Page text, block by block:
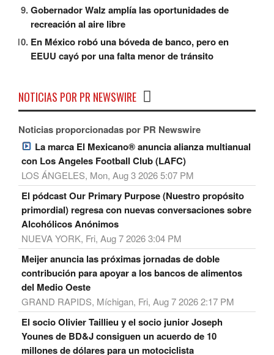
Gobernador Walz amplía las oportunidades de
recreación al aire libre
En México robó una bóveda de banco, pero en
EEUU cayó por una falta menor de tránsito
NOTICIAS POR PR NEWSWIRE
Noticias proporcionadas por PR Newswire
La marca El Mexicano® anuncia alianza multianual
con Los Angeles Football Club (LAFC)
LOS ÁNGELES, Mon, Aug 3 2026 5:07 PM
El pódcast Our Primary Purpose (Nuestro propósito
primordial) regresa con nuevas conversaciones sobre
Alcohólicos Anónimos
NUEVA YORK, Fri, Aug 7 2026 3:04 PM
Meijer anuncia las próximas jornadas de doble
contribución para apoyar a los bancos de alimentos
del Medio Oeste
GRAND RAPIDS, Míchigan, Fri, Aug 7 2026 2:17 PM
El socio Olivier Taillieu y el socio junior Joseph
Younes de BD&J consiguen un acuerdo de 10
millones de dólares para un motociclista